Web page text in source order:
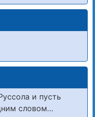
и пусть
словом…